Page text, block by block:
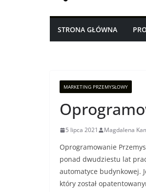
STRONA GŁÓWNA
MARKETING PRZEMYSŁOWY
5 lipca 2021 Magdalena
Oprogramowanie
ponad dwudziestu lat
automatyce budynkowej.
który został